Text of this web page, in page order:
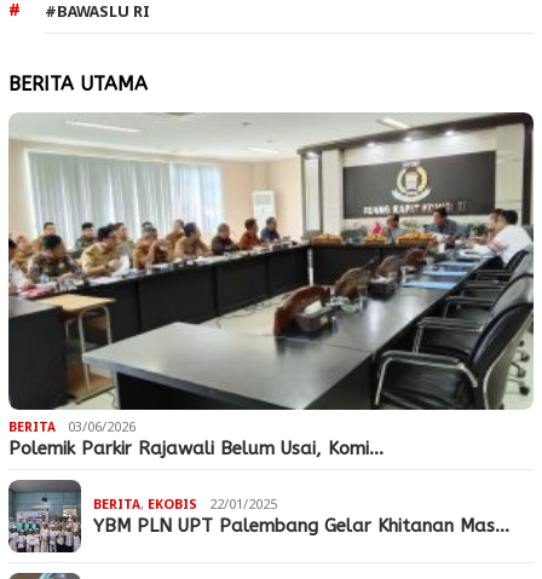
#BAWASLU RI
BERITA UTAMA
BERITA 03/06/2026
Polemik Parkir Rajawali Belum Usai, Komi…
BERITA, EKOBIS 22/01/2025
YBM PLN UPT Palembang Gelar Khitanan Mas…